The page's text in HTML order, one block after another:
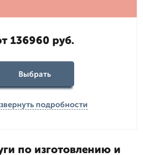
136960 руб.
Выбрать
подробности
по изготовлению и